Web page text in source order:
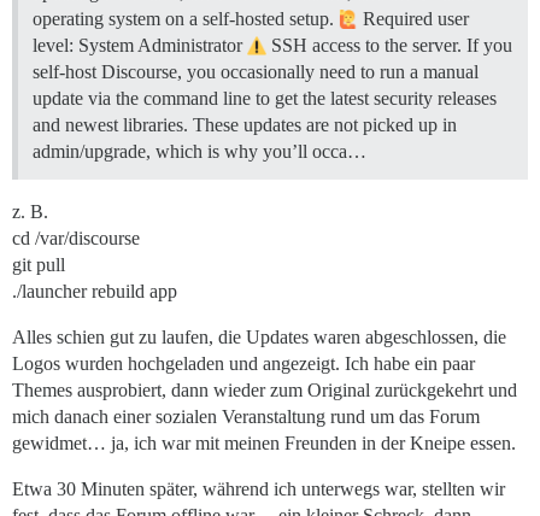
operating system on a self-hosted setup.
Required user
level: System Administrator
SSH access to the server. If you
self-host Discourse, you occasionally need to run a manual
update via the command line to get the latest security releases
and newest libraries. These updates are not picked up in
admin/upgrade, which is why you’ll occa…
z. B.
cd /var/discourse
git pull
./launcher rebuild app
Alles schien gut zu laufen, die Updates waren abgeschlossen, die
Logos wurden hochgeladen und angezeigt. Ich habe ein paar
Themes ausprobiert, dann wieder zum Original zurückgekehrt und
mich danach einer sozialen Veranstaltung rund um das Forum
gewidmet… ja, ich war mit meinen Freunden in der Kneipe essen.
Etwa 30 Minuten später, während ich unterwegs war, stellten wir